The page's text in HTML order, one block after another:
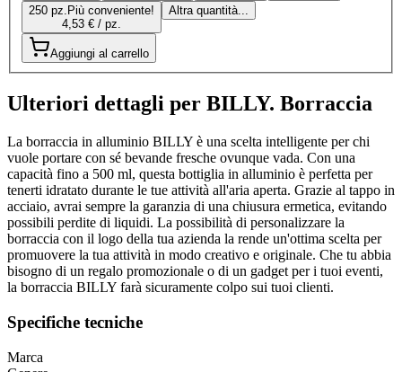
250 pz. Più conveniente!
4,53 € / pz.
Altra quantità...
Aggiungi al carrello
Ulteriori dettagli per BILLY. Borraccia
La borraccia in alluminio BILLY è una scelta intelligente per chi
vuole portare con sé bevande fresche ovunque vada. Con una
capacità fino a 500 ml, questa bottiglia in alluminio è perfetta per
tenerti idratato durante le tue attività all'aria aperta. Grazie al tappo in
acciaio, avrai sempre la garanzia di una chiusura ermetica, evitando
possibili perdite di liquidi. La possibilità di personalizzare la
borraccia con il logo della tua azienda la rende un'ottima scelta per
promuovere la tua attività in modo creativo e originale. Che tu abbia
bisogno di un regalo promozionale o di un gadget per i tuoi eventi,
la borraccia BILLY farà sicuramente colpo sui tuoi clienti.
Specifiche tecniche
Marca